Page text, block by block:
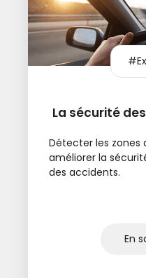
La sécurité
Détecter les zones
améliorer la
des accidents.
En